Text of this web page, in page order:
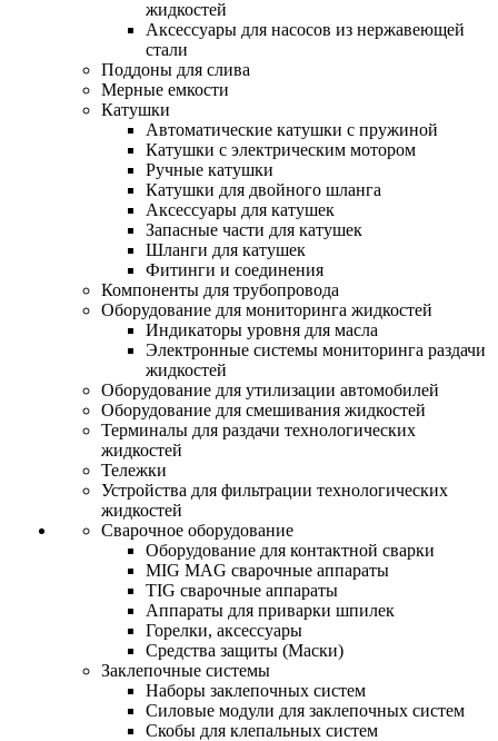
жидкостей
Аксессуары для насосов из нержавеющей
стали
Поддоны для слива
Мерные емкости
Катушки
Автоматические катушки с пружиной
Катушки с электрическим мотором
Ручные катушки
Катушки для двойного шланга
Аксессуары для катушек
Запасные части для катушек
Шланги для катушек
Фитинги и соединения
Компоненты для трубопровода
Оборудование для мониторинга жидкостей
Индикаторы уровня для масла
Электронные системы мониторинга раздачи
жидкостей
Оборудование для утилизации автомобилей
Оборудование для смешивания жидкостей
Терминалы для раздачи технологических
жидкостей
Тележки
Устройства для фильтрации технологических
жидкостей
Сварочное оборудование
Оборудование для контактной сварки
MIG MAG сварочные аппараты
TIG сварочные аппараты
Аппараты для приварки шпилек
Горелки, аксессуары
Средства защиты (Маски)
Заклепочные системы
Наборы заклепочных систем
Силовые модули для заклепочных систем
Скобы для клепальных систем